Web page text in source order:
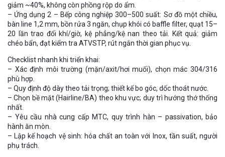
giảm ~40%, không còn phồng rộp do ẩm.
– Ứng dụng 2 – Bếp công nghiệp 300–500 suất: Sơ đồ một chiều,
bàn line 1,2 mm, bồn rửa 3 ngăn, chụp khói có baffle filter, quạt 15–
20 lần trao đổi khí/giờ, kệ phẳng/kệ nan theo tải. Kết quả: giảm
chéo bẩn, đạt kiểm tra ATVSTP, rút ngắn thời gian phục vụ.
Checklist nhanh khi triển khai:
– Xác định môi trường (mặn/axit/hơi muối), chọn mác 304/316
phù hợp.
– Quy định độ dày theo tải trọng; thiết kế bo góc, dốc thoát nước.
– Chọn bề mặt (Hairline/BA) theo khu vực; duy trì hướng thớ thống
nhất.
– Yêu cầu nhà cung cấp MTC, quy trình hàn – passivation, bảo
hành ăn mòn.
– Lập kế hoạch vệ sinh: hóa chất an toàn với Inox, tần suất, người
phụ trách.